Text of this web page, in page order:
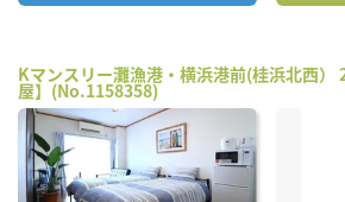
Kマンスリー灘漁港・横浜港前(桂浜北西）
屋】(No.1158358)